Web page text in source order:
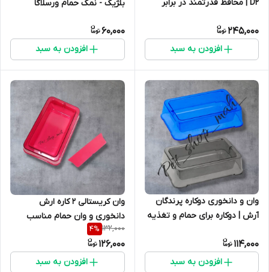
D2 | محافظ قدرتمند در برابر
245,000
افزودن به سبد
بلژیک - نمک حمام ورسلاگا
60,000
افزودن به سبد
وان و دانخوری دوکاره پرندگان
آرش | دوکاره برای حمام و تغذیه
114,000
افزودن به سبد
وان کریستالی 2 کاره ارش
دانخوری و وان حمام مناسب
فنچ مرغ عشق کوتوله برزیلی
عروس هلندی و....
132,000
4%
126,000
افزودن به سبد